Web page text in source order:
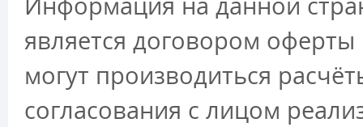
является договором
могут производиться
согласования с лицом